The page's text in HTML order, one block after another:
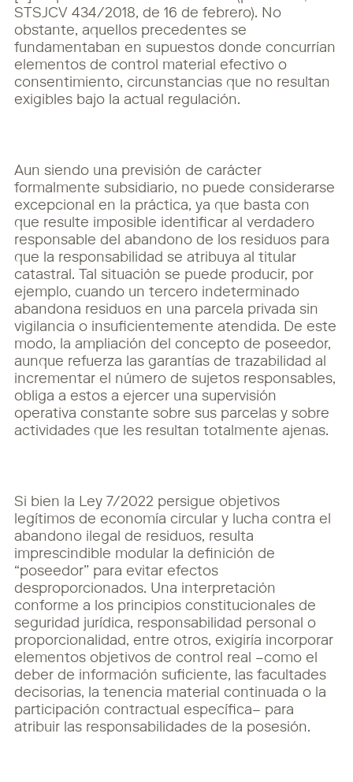
STSJCV 434/2018, de 16 de febrero). No
obstante, aquellos precedentes se
fundamentaban en supuestos donde concurrían
elementos de control material efectivo o
consentimiento, circunstancias que no resultan
exigibles bajo la actual regulación.
Aun siendo una previsión de carácter
formalmente subsidiario, no puede considerarse
excepcional en la práctica, ya que basta con
que resulte imposible identificar al verdadero
responsable del abandono de los residuos para
que la responsabilidad se atribuya al titular
catastral. Tal situación se puede producir, por
ejemplo, cuando un tercero indeterminado
abandona residuos en una parcela privada sin
vigilancia o insuficientemente atendida. De este
modo, la ampliación del concepto de poseedor,
aunque refuerza las garantías de trazabilidad al
incrementar el número de sujetos responsables,
obliga a estos a ejercer una supervisión
operativa constante sobre sus parcelas y sobre
actividades que les resultan totalmente ajenas.
Si bien la Ley 7/2022 persigue objetivos
legítimos de economía circular y lucha contra el
abandono ilegal de residuos, resulta
imprescindible modular la definición de
“poseedor” para evitar efectos
desproporcionados. Una interpretación
conforme a los principios constitucionales de
seguridad jurídica, responsabilidad personal o
proporcionalidad, entre otros, exigiría incorporar
elementos objetivos de control real –como el
deber de información suficiente, las facultades
decisorias, la tenencia material continuada o la
participación contractual específica– para
atribuir las responsabilidades de la posesión.